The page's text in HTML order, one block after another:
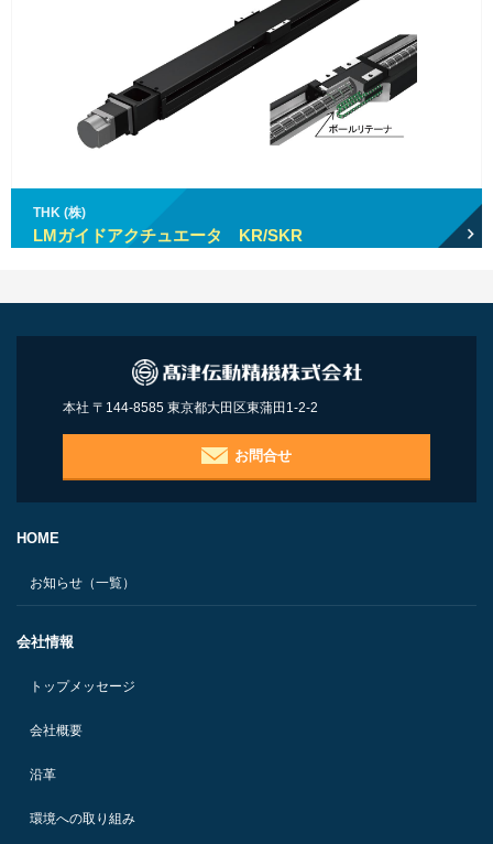
THK (株)
LMガイドアクチュエータ KR/SKR
本社 〒144-8585 東京都大田区東蒲田1-2-2
お問合せ
HOME
お知らせ（一覧）
会社情報
トップメッセージ
会社概要
沿革
環境への取り組み